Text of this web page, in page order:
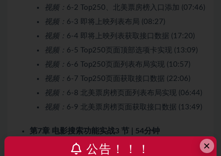
视频： 6-2 Top250、北美票房榜入口添加 (07:46)
视频： 6-3 即将上映列表布局 (08:27)
视频： 6-4 即将上映列表获取接口数据 (17:20)
视频： 6-5 Top250页面顶部选项卡实现 (13:09)
视频： 6-6 Top250页面列表布局实现 (10:57)
视频： 6-7 Top250页面获取接口数据 (22:06)
视频： 6-8 北美票房榜页面列表布局实现 (06:44)
视频： 6-9 北美票房榜页面获取接口数据 (13:49)
第7章 电影搜索功能实战3 节 | 54分钟
搜索功能：搜索页面布局实现，搜索历史记录实现，
×
公告！！！